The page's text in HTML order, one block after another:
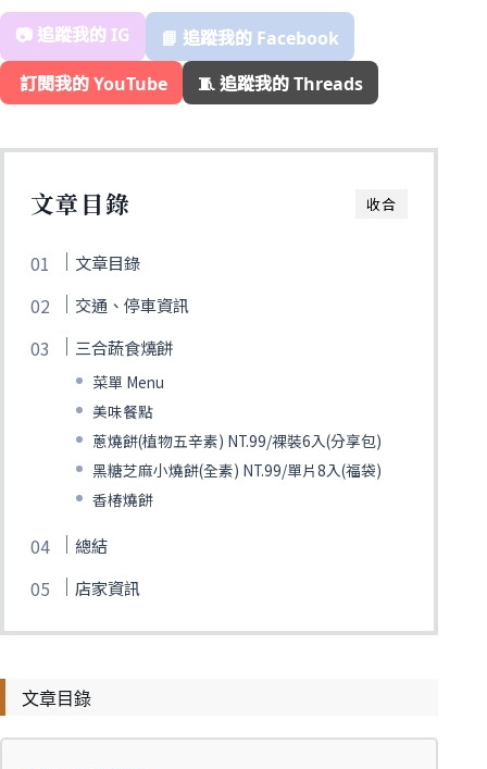
📷 追蹤我的 IG
📘 追蹤我的 Facebook
️ 訂閱我的 YouTube
🧵 追蹤我的 Threads
收合
文章目錄
文章目錄
交通、停車資訊
三合蔬食燒餅
菜單 Menu
美味餐點
蔥燒餅(植物五辛素) NT.99/裸裝6入(分享包)
黑糖芝麻小燒餅(全素) NT.99/單片8入(福袋)
香椿燒餅
總結
店家資訊
文章目錄